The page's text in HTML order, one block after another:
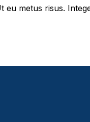
eu metus risus.